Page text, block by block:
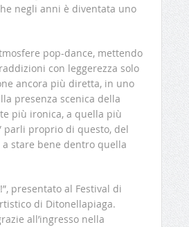
negli anni è diventata uno
pop-dance, mettendo
con leggerezza solo
ancora più diretta, in uno
presenza scenica della
più ironica, a quella più
parli proprio di questo, del
stare bene dentro quella
presentato al Festival di
di Ditonellapiaga.
all’ingresso nella